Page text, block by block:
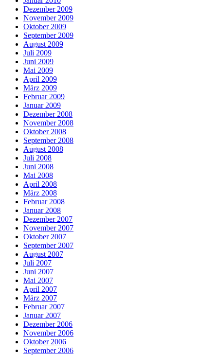
Dezember 2009
November 2009
Oktober 2009
September 2009
August 2009
Juli 2009
Juni 2009
Mai 2009
April 2009
März 2009
Februar 2009
Januar 2009
Dezember 2008
November 2008
Oktober 2008
September 2008
August 2008
Juli 2008
Juni 2008
Mai 2008
April 2008
März 2008
Februar 2008
Januar 2008
Dezember 2007
November 2007
Oktober 2007
September 2007
August 2007
Juli 2007
Juni 2007
Mai 2007
April 2007
März 2007
Februar 2007
Januar 2007
Dezember 2006
November 2006
Oktober 2006
September 2006